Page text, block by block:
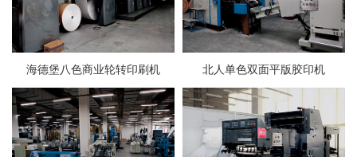
海德堡八色商业轮转印刷机 北人单色双面平版胶印机